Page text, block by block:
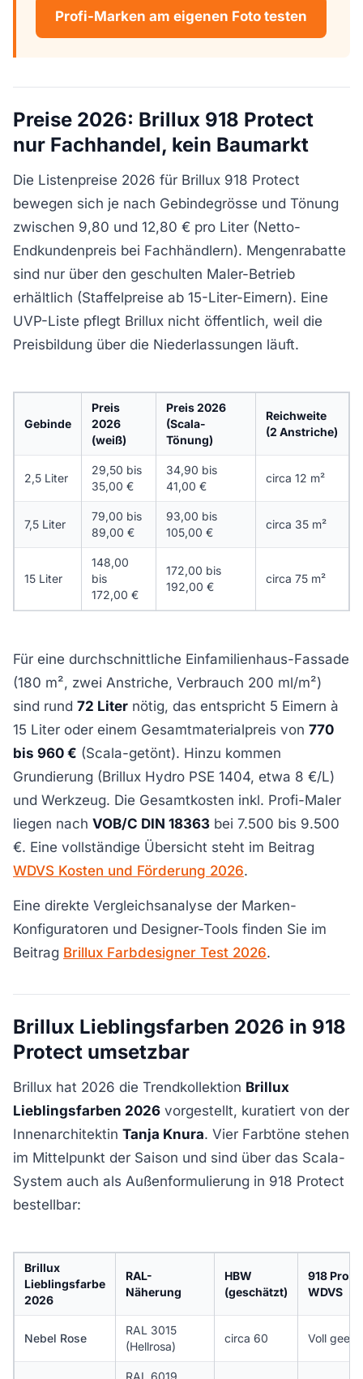
Profi-Marken am eigenen Foto testen
Preise 2026: Brillux 918 Protect
nur Fachhandel, kein Baumarkt
Die Listenpreise 2026 für Brillux 918 Protect
bewegen sich je nach Gebindegrösse und Tönung
zwischen 9,80 und 12,80 € pro Liter (Netto-
Endkundenpreis bei Fachhändlern). Mengenrabatte
sind nur über den geschulten Maler-Betrieb
erhältlich (Staffelpreise ab 15-Liter-Eimern). Eine
UVP-Liste pflegt Brillux nicht öffentlich, weil die
Preisbildung über die Niederlassungen läuft.
Gebinde
Preis
2026
(weiß)
Preis 2026
(Scala-
Tönung)
Reichweite
(2 Anstriche)
2,5 Liter
29,50 bis
35,00 €
34,90 bis
41,00 €
circa 12 m²
7,5 Liter
79,00 bis
89,00 €
93,00 bis
105,00 €
circa 35 m²
15 Liter
148,00
bis
172,00 €
172,00 bis
192,00 €
circa 75 m²
Für eine durchschnittliche Einfamilienhaus-Fassade
(180 m², zwei Anstriche, Verbrauch 200 ml/m²)
sind rund 72 Liter nötig, das entspricht 5 Eimern à
15 Liter oder einem Gesamtmaterialpreis von 770
bis 960 € (Scala-getönt). Hinzu kommen
Grundierung (Brillux Hydro PSE 1404, etwa 8 €/L)
und Werkzeug. Die Gesamtkosten inkl. Profi-Maler
liegen nach VOB/C DIN 18363 bei 7.500 bis 9.500
€. Eine vollständige Übersicht steht im Beitrag
WDVS Kosten und Förderung 2026.
Eine direkte Vergleichsanalyse der Marken-
Konfiguratoren und Designer-Tools finden Sie im
Beitrag Brillux Farbdesigner Test 2026.
Brillux Lieblingsfarben 2026 in 918
Protect umsetzbar
Brillux hat 2026 die Trendkollektion Brillux
Lieblingsfarben 2026 vorgestellt, kuratiert von der
Innenarchitektin Tanja Knura. Vier Farbtöne stehen
im Mittelpunkt der Saison und sind über das Scala-
System auch als Außenformulierung in 918 Protect
bestellbar:
Brillux
Lieblingsfarbe
2026
RAL-
Näherung
HBW
(geschätzt)
918
WDVS
Nebel Rose
RAL 3015
(Hellrosa)
circa 60 Voll
RAL 6019